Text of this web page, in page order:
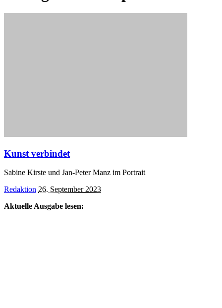
Kunst verbindet
Sabine Kirste und Jan-Peter Manz im Portrait
Posted
Redaktion 26. September 2023
Aktuelle Ausgabe lesen: